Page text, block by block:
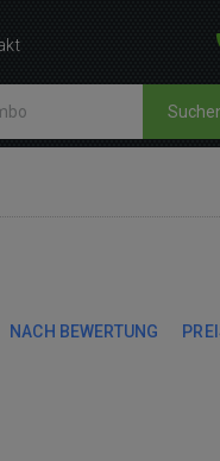
NACH BEWERTUNG